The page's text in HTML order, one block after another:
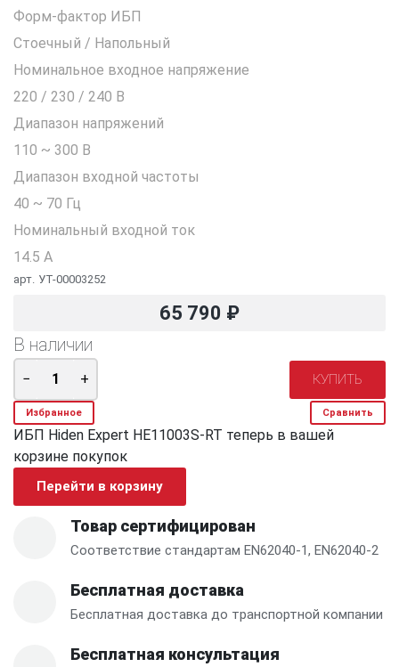
Форм-фактор ИБП
Стоечный / Напольный
Номинальное входное напряжение
220 / 230 / 240 В
Диапазон напряжений
110 ~ 300 В
Диапазон входной частоты
40 ~ 70 Гц
Номинальный входной ток
14.5 A
арт. УТ-00003252
65 790 ₽
В наличии
Избранное Сравнить
ИБП Hiden Expert HE11003S-RT теперь в вашей
корзине покупок
Перейти в корзину
Товар сертифицирован
Соответствие стандартам EN62040-1, EN62040-2
Бесплатная доставка
Бесплатная доставка до транспортной компании
Бесплатная консультация